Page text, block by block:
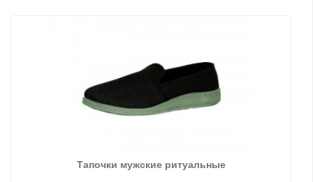
Тапочки мужские ритуальные